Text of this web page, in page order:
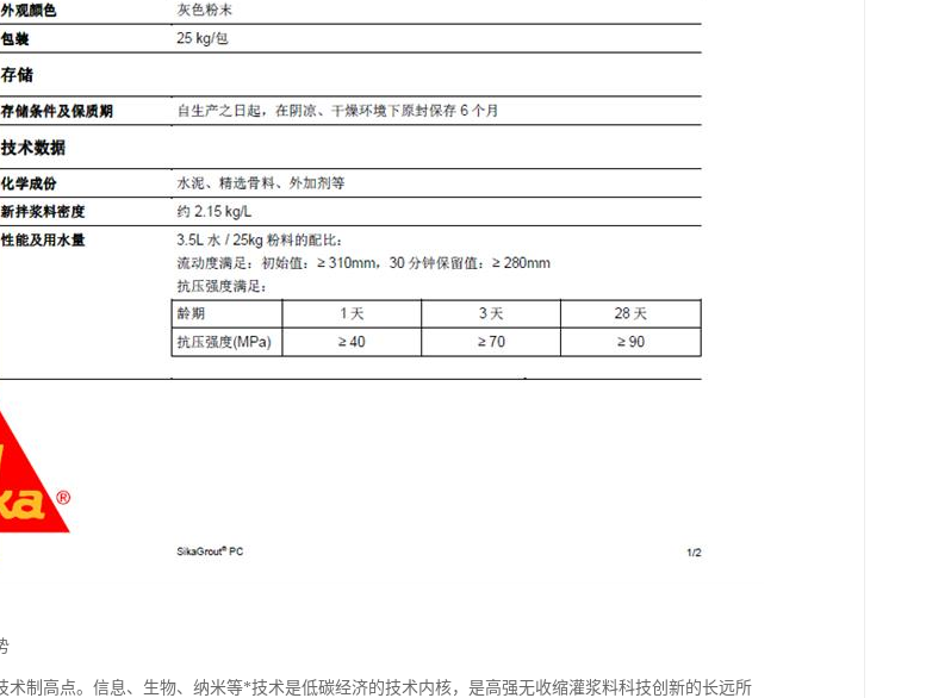
术制高点。信息、生物、纳米等*技术是低碳经济的技术内核，是高强无收缩灌浆料科技创新的长远所